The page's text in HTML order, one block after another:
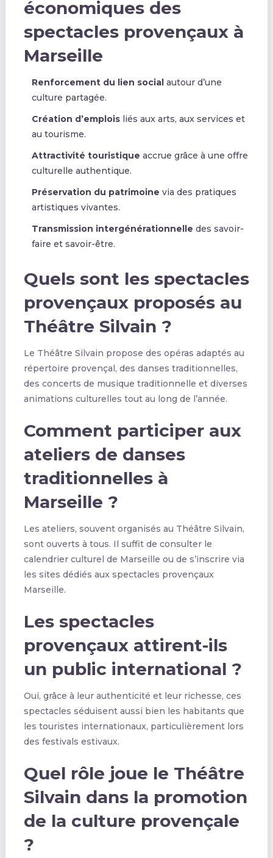
économiques des
spectacles provençaux à
Marseille
Renforcement du lien socialautour d’une
culture partagée.
Création d’emploisliés aux arts, aux services et
au tourisme.
Attractivité touristique accrue grâce à une offre
culturelle authentique.
Préservation du patrimoine via des pratiques
artistiques vivantes.
Transmission intergénérationnelle des savoir-
faire et savoir-être.
Quels sont les spectacles
provençaux proposés au
Théâtre Silvain ?
Le Théâtre Silvain propose des opéras adaptés au
répertoire provençal, des danses traditionnelles,
des concerts de musique traditionnelle et diverses
animations culturelles tout au long de l’année.
Comment participer aux
ateliers de danses
traditionnelles à
Marseille ?
Les ateliers, souvent organisés au Théâtre Silvain,
sont ouverts à tous. Il suffit de consulter le
calendrier culturel de Marseille ou de s’inscrire via
les sites dédiés aux spectacles provençaux
Marseille.
Les spectacles
provençaux attirent-ils
un public international ?
Oui, grâce à leur authenticité et leur richesse, ces
spectacles séduisent aussi bien les habitants que
les touristes internationaux, particulièrement lors
des festivals estivaux.
Quel rôle joue le Théâtre
Silvain dans la promotion
de la culture provençale
?